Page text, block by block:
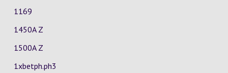
1169
1450A Z
1500A Z
1xbetph.ph3